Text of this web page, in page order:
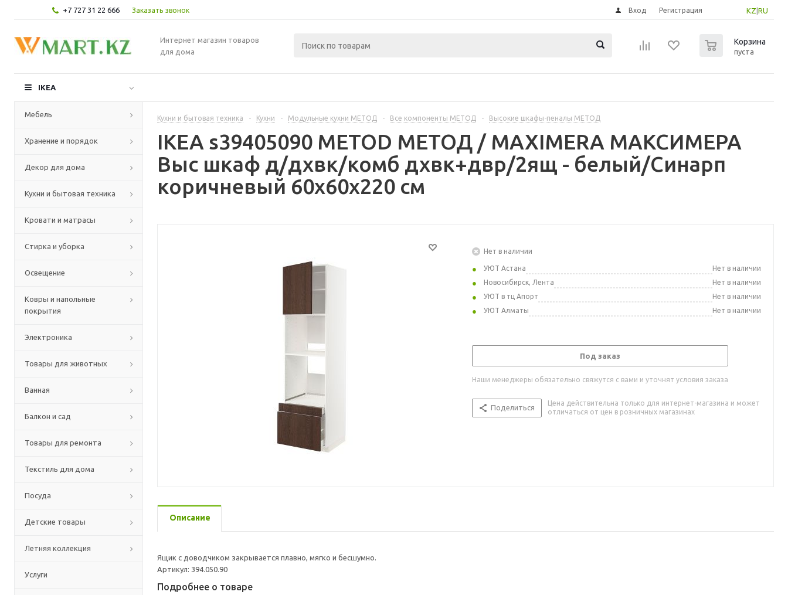
+7 727 31 22 666 Заказать звонок KZ RU
Вход Регистрация
Интернет магазин товаров
для дома
Корзина
пуста
IKEA
Мебель
Хранение и порядок
Декор для дома
Кухни и бытовая техника
Кровати и матрасы
Стирка и уборка
Освещение
Ковры и напольные
покрытия
Электроника
Товары для животных
Ванная
Балкон и сад
Товары для ремонта
Текстиль для дома
Посуда
Детские товары
Летняя коллекция
Услуги
Кухни и бытовая техника - Кухни - Модульные кухни МЕТОД - Все компоненты МЕТОД - Высокие шкафы-пеналы МЕТОД
IKEA s39405090 METOD МЕТОД / MAXIMERA МАКСИМЕРА
Выс шкаф д/дхвк/комб дхвк+двр/2ящ - белый/Синарп
коричневый 60x60x220 см
Нет в наличии
УЮТ Астана
Нет в наличии
Новосибирск, Лента
Нет в наличии
УЮТ в тц Апорт
Нет в наличии
УЮТ Алматы
Нет в наличии
Под заказ
Наши менеджеры обязательно свяжутся с вами и уточнят условия заказа
Поделиться
Цена действительна только для интернет-магазина и может
отличаться от цен в розничных магазинах
Описание
Ящик с доводчиком закрывается плавно, мягко и бесшумно.
Артикул: 394.050.90
Подробнее о товаре